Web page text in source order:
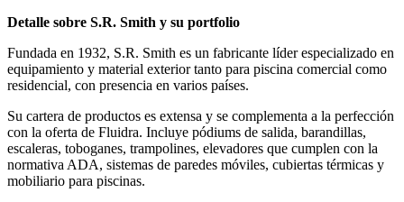
Detalle sobre S.R. Smith y su portfolio
Fundada en 1932, S.R. Smith es un fabricante líder especializado en
equipamiento y material exterior tanto para piscina comercial como
residencial, con presencia en varios países.
Su cartera de productos es extensa y se complementa a la perfección
con la oferta de Fluidra. Incluye pódiums de salida, barandillas,
escaleras, toboganes, trampolines, elevadores que cumplen con la
normativa ADA, sistemas de paredes móviles, cubiertas térmicas y
mobiliario para piscinas.